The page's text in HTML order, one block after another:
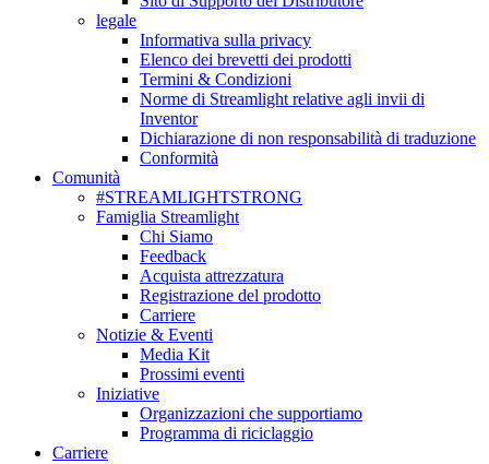
legale
Informativa sulla privacy
Elenco dei brevetti dei prodotti
Termini & Condizioni
Norme di Streamlight relative agli invii di
Inventor
Dichiarazione di non responsabilità di traduzione
Conformità
Comunità
#STREAMLIGHTSTRONG
Famiglia Streamlight
Chi Siamo
Feedback
Acquista attrezzatura
Registrazione del prodotto
Carriere
Notizie & Eventi
Media Kit
Prossimi eventi
Iniziative
Organizzazioni che supportiamo
Programma di riciclaggio
Carriere